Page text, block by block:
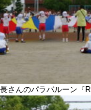
さんのパラバルーン『